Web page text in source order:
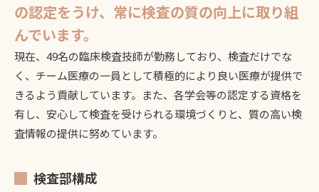
の認定をうけ、常に検査の質の向上に取り組
んでいます。
現在、49名の臨床検査技師が勤務しており、検査だけでな
く、チーム医療の一員として積極的により良い医療が提供で
きるよう貢献しています。また、各学会等の認定する資格を
有し、安心して検査を受けられる環境づくりと、質の高い検
査情報の提供に努めています。
検査部構成